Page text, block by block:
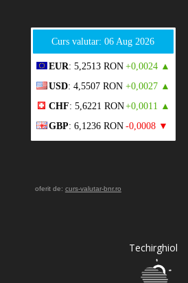
Curs valutar: 06 Aug 2026
EUR: 5,2513 RON +0,0024 ▲
USD: 4,5507 RON +0,0027 ▲
CHF: 5,6221 RON+0,0011 ▲
GBP: 6,1236 RON -0,0008 ▼
oferit de: curs-valutar-bnr.ro
Techirghiol